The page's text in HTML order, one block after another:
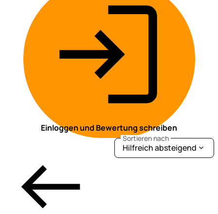
Einloggen und Bewertung schreiben
Sortieren nach
Hilfreich absteigend